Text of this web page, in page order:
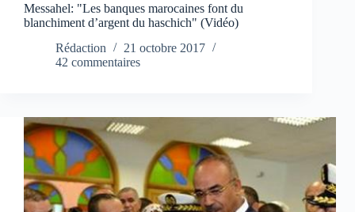
Messahel: "Les banques marocaines font du
blanchiment d’argent du haschich" (Vidéo)
Rédaction
21 octobre 2017
42 commentaires